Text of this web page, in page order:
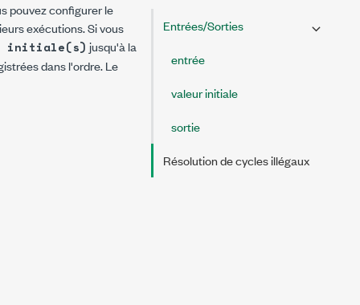
pouvez configurer le
exécutions. Si vous
initiale(s) jusqu'à la
dans l'ordre. Le
Entrées/Sorties
entrée
valeur initiale
sortie
Résolution de cycles illégaux